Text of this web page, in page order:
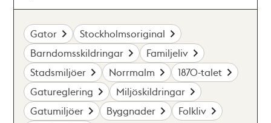
Gator
Stockholmsoriginal
Barndomsskildringar
Familjeliv
Stadsmiljöer
Norrmalm
1870-talet
Gatureglering
Miljöskildringar
Gatumiljöer
Byggnader
Folkliv